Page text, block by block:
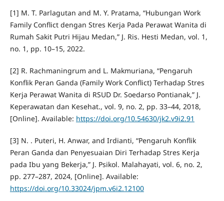
[1] M. T. Parlagutan and M. Y. Pratama, “Hubungan Work
Family Conflict dengan Stres Kerja Pada Perawat Wanita di
Rumah Sakit Putri Hijau Medan,” J. Ris. Hesti Medan, vol. 1,
no. 1, pp. 10–15, 2022.
[2] R. Rachmaningrum and L. Makmuriana, “Pengaruh
Konflik Peran Ganda (Family Work Conflict) Terhadap Stres
Kerja Perawat Wanita di RSUD Dr. Soedarso Pontianak,” J.
Keperawatan dan Kesehat., vol. 9, no. 2, pp. 33–44, 2018,
[Online]. Available: https://doi.org/10.54630/jk2.v9i2.91
[3] N. . Puteri, H. Anwar, and Irdianti, “Pengaruh Konflik
Peran Ganda dan Penyesuaian Diri Terhadap Stres Kerja
pada Ibu yang Bekerja,” J. Psikol. Malahayati, vol. 6, no. 2,
pp. 277–287, 2024, [Online]. Available:
https://doi.org/10.33024/jpm.v6i2.12100